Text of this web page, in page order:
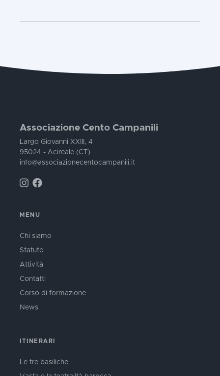
Associazione Cento Campanili
Largo Giovanni XXIII, 4
95024 - Acireale (CT)
info@associazionecentocampanili.it
MENU
Chi siamo
Statuto
Attività
Contatti
Corso di formazione
News
ITINERARI
Le tre basiliche